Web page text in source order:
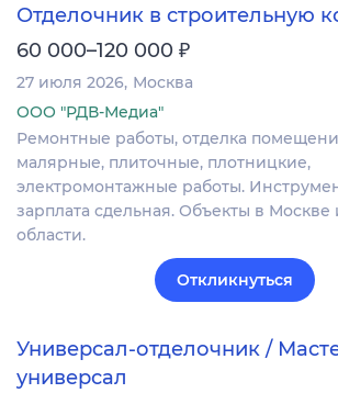
Отделочник в строительную
60 000–120 000 ₽
27 июля 2026 Москва
ООО "РДВ-Медиа"
Ремонтные работы, отделка
малярные, плиточные, плотницкие,
электромонтажные работы.
зарплата сдельная. Объекты в
области.
Откликнуться
Универсал-отделочник /
универсал